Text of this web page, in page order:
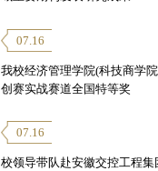
07.16
我校经济管理学院(科技商学
创赛实战赛道全国特等奖
07.16
校领导带队赴安徽交控工程集